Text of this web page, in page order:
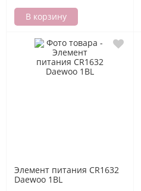
В корзину
Элемент питания CR1632
Daewoo 1BL